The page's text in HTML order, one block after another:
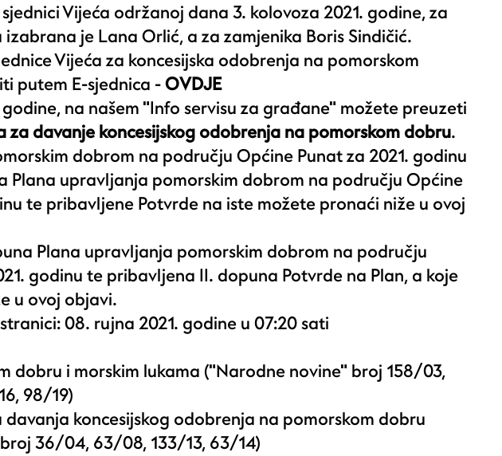
Vijeća održanoj dana 3. kolovoza 2021. godine, za
je Lana Orlić, a za zamjenika Boris Sindičić.
Vijeća za koncesijska odobrenja na pomorskom
putem E-sjednica -OVDJE
na našem "Info servisu za građane" možete preuzeti
za davanje koncesijskog odobrenja na pomorskom dobru.
dobrom na području Općine Punat za 2021. godinu
Plana upravljanja pomorskim dobrom na području Općine
te pribavljene Potvrde na iste možete pronaći niže u ovoj
Plana upravljanja pomorskim dobrom na području
godinu te pribavljena II. dopuna Potvrde na Plan, a koje
u ovoj objavi.
08. rujna 2021. godine u 07:20 sati
dobru i morskim lukama ("Narodne novine" broj 158/03,
, 98/19)
koncesijskog odobrenja na pomorskom dobru
broj36/04, 63/08, 133/13, 63/14)